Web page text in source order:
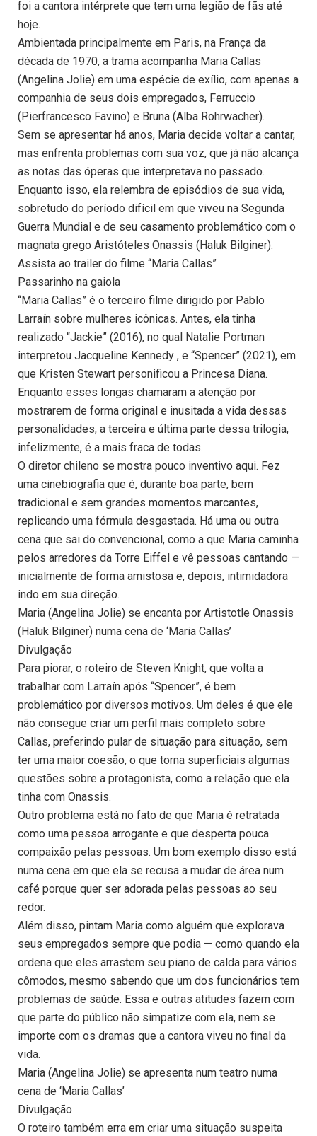
foi a cantora intérprete que tem uma legião de fãs até
hoje.
Ambientada principalmente em Paris, na França da
década de 1970, a trama acompanha Maria Callas
(Angelina Jolie) em uma espécie de exílio, com apenas a
companhia de seus dois empregados, Ferruccio
(Pierfrancesco Favino) e Bruna (Alba Rohrwacher).
Sem se apresentar há anos, Maria decide voltar a cantar,
mas enfrenta problemas com sua voz, que já não alcança
as notas das óperas que interpretava no passado.
Enquanto isso, ela relembra de episódios de sua vida,
sobretudo do período difícil em que viveu na Segunda
Guerra Mundial e de seu casamento problemático com o
magnata grego Aristóteles Onassis (Haluk Bilginer).
Assista ao trailer do filme “Maria Callas”
Passarinho na gaiola
“Maria Callas” é o terceiro filme dirigido por Pablo
Larraín sobre mulheres icônicas. Antes, ela tinha
realizado “Jackie” (2016), no qual Natalie Portman
interpretou Jacqueline Kennedy , e “Spencer” (2021), em
que Kristen Stewart personificou a Princesa Diana.
Enquanto esses longas chamaram a atenção por
mostrarem de forma original e inusitada a vida dessas
personalidades, a terceira e última parte dessa trilogia,
infelizmente, é a mais fraca de todas.
O diretor chileno se mostra pouco inventivo aqui. Fez
uma cinebiografia que é, durante boa parte, bem
tradicional e sem grandes momentos marcantes,
replicando uma fórmula desgastada. Há uma ou outra
cena que sai do convencional, como a que Maria caminha
pelos arredores da Torre Eiffel e vê pessoas cantando —
inicialmente de forma amistosa e, depois, intimidadora
indo em sua direção.
Maria (Angelina Jolie) se encanta por Artistotle Onassis
(Haluk Bilginer) numa cena de ‘Maria Callas’
Divulgação
Para piorar, o roteiro de Steven Knight, que volta a
trabalhar com Larraín após “Spencer”, é bem
problemático por diversos motivos. Um deles é que ele
não consegue criar um perfil mais completo sobre
Callas, preferindo pular de situação para situação, sem
ter uma maior coesão, o que torna superficiais algumas
questões sobre a protagonista, como a relação que ela
tinha com Onassis.
Outro problema está no fato de que Maria é retratada
como uma pessoa arrogante e que desperta pouca
compaixão pelas pessoas. Um bom exemplo disso está
numa cena em que ela se recusa a mudar de área num
café porque quer ser adorada pelas pessoas ao seu
redor.
Além disso, pintam Maria como alguém que explorava
seus empregados sempre que podia — como quando ela
ordena que eles arrastem seu piano de calda para vários
cômodos, mesmo sabendo que um dos funcionários tem
problemas de saúde. Essa e outras atitudes fazem com
que parte do público não simpatize com ela, nem se
importe com os dramas que a cantora viveu no final da
vida.
Maria (Angelina Jolie) se apresenta num teatro numa
cena de ‘Maria Callas’
Divulgação
O roteiro também erra em criar uma situação suspeita